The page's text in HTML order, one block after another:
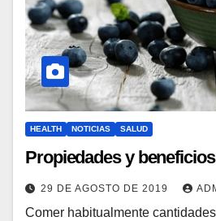
HEALTH NOTICIAS SALUD
Propiedades y
29 DE AGOSTO DE 2019
Comer habitualmente